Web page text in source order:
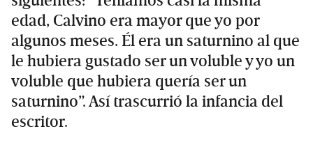
edad, Calvino era mayor que yo por
algunos meses. Él era un saturnino al que
le hubiera gustado ser un voluble y yo un
voluble que hubiera quería ser un
saturnino”. Así trascurrió la infancia del
escritor.